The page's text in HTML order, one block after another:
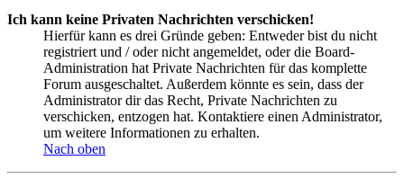
Ich kann keine Privaten Nachrichten verschicken!
Hierfür kann es drei Gründe geben: Entweder bist du nicht
registriert und / oder nicht angemeldet, oder die Board-
Administration hat Private Nachrichten für das komplette
Forum ausgeschaltet. Außerdem könnte es sein, dass der
Administrator dir das Recht, Private Nachrichten zu
verschicken, entzogen hat. Kontaktiere einen Administrator,
um weitere Informationen zu erhalten.
Nach oben